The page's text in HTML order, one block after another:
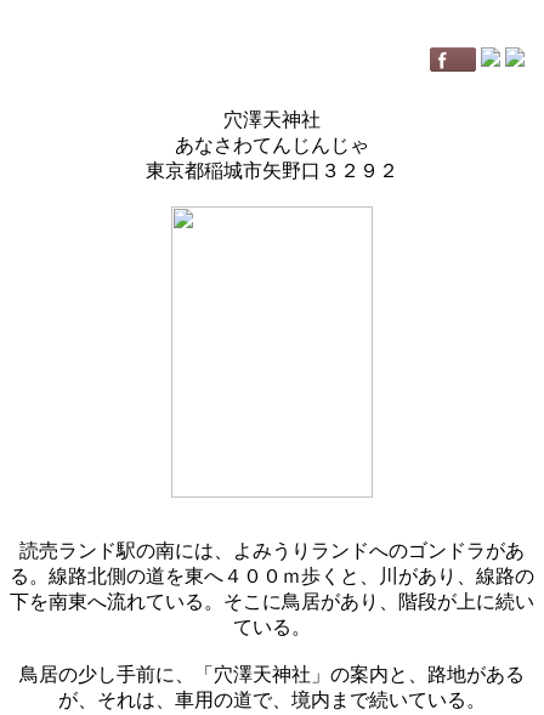
穴澤天神社
あなさわてんじんじゃ
東京都稲城市矢野口３２９２
読売ランド駅の南には、よみうりランドへのゴンドラがあ
る。線路北側の道を東へ４００ｍ歩くと、川があり、線路の
下を南東へ流れている。そこに鳥居があり、階段が上に続い
ている。
鳥居の少し手前に、「穴澤天神社」の案内と、路地がある
が、それは、車用の道で、境内まで続いている。